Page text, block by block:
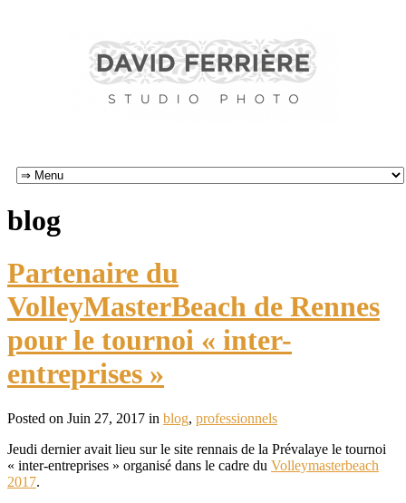
blog
Partenaire du
VolleyMasterBeach de Rennes
pour le tournoi « inter-
entreprises »
Posted on Juin 27, 2017 in blog, professionnels
Jeudi dernier avait lieu sur le site rennais de la Prévalaye le tournoi
« inter-entreprises » organisé dans le cadre du Volleymasterbeach
2017.